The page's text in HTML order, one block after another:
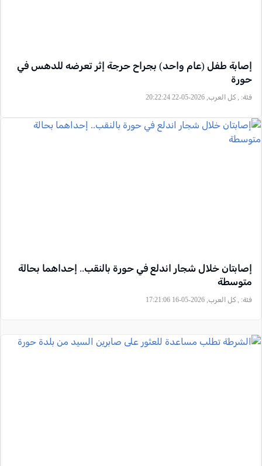
إصابة طفل (عام واحد) بجراح حرجة إثر تعرضه للدهس في
حورة
فئة: , كل العرب, 2026-05-22 20:22:24
إصابتان خلال شجار اندلع في حورة بالنقب.. إحداهما بحالة
متوسطة
فئة: , كل العرب, 2026-05-16 17:21:06